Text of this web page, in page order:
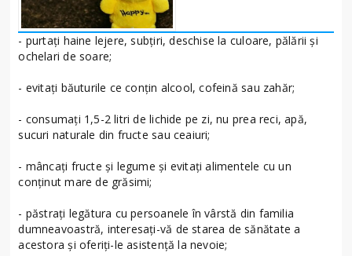
- purtaţi haine lejere, subţiri, deschise la culoare, pălării şi
ochelari de soare;
- evitaţi băuturile ce conţin alcool, cofeină sau zahăr;
- consumaţi 1,5-2 litri de lichide pe zi, nu prea reci, apă,
sucuri naturale din fructe sau ceaiuri;
- mâncaţi fructe şi legume şi evitaţi alimentele cu un
conţinut mare de grăsimi;
- păstraţi legătura cu persoanele în vârstă din familia
dumneavoastră, interesați-vă de starea de sănătate a
acestora şi oferiţi-le asistenţă la nevoie;